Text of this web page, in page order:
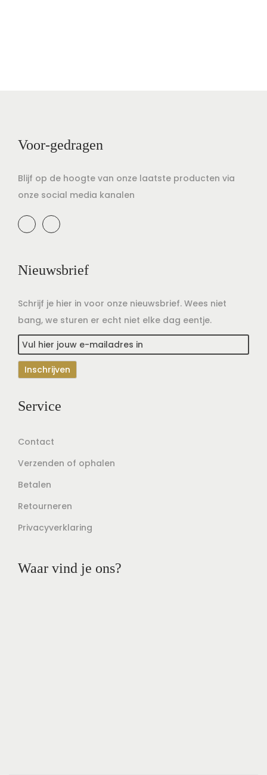
Voor-gedragen
Blijf op de hoogte van onze laatste producten via
onze social media kanalen
Nieuwsbrief
Schrijf je hier in voor onze nieuwsbrief. Wees niet
bang, we sturen er echt niet elke dag eentje.
Service
Contact
Verzenden of ophalen
Betalen
Retourneren
Privacyverklaring
Waar vind je ons?